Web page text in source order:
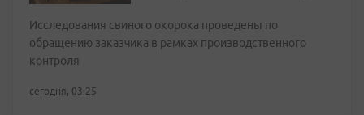
Исследования свиного окорока проведены по
обращению заказчика в рамках производственного
контроля
сегодня, 03:25